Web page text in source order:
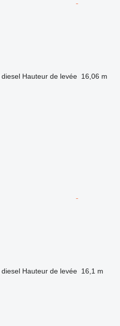
diesel Hauteur de levée 16,06 m
diesel Hauteur de levée 16,1 m